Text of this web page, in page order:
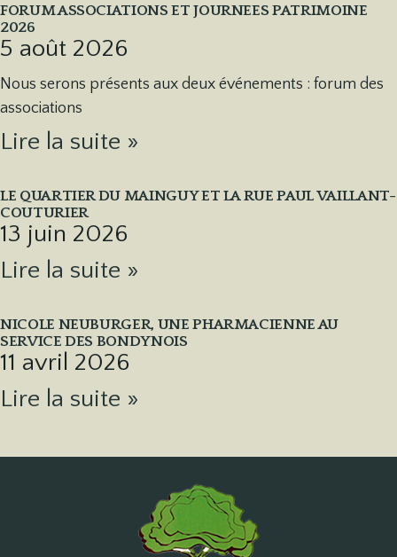
FORUM ASSOCIATIONS ET JOURNEES PATRIMOINE
2026
5 août 2026
Nous serons présents aux deux événements : forum des
associations
Lire la suite »
LE QUARTIER DU MAINGUY ET LA RUE PAUL VAILLANT-
COUTURIER
13 juin 2026
Lire la suite »
NICOLE NEUBURGER, UNE PHARMACIENNE AU
SERVICE DES BONDYNOIS
11 avril 2026
Lire la suite »